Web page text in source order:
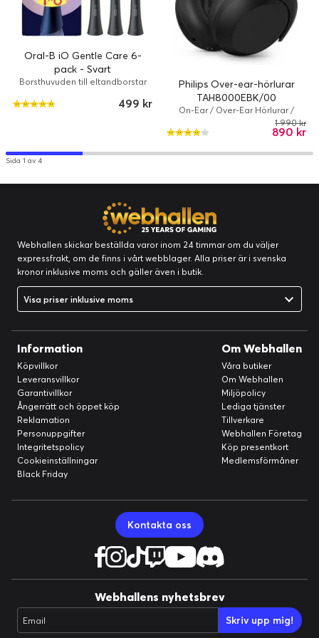
Philips Sonicares avancerade soniska teknik
Philips Sonicares avancerade soniska teknik sprutar vatten
mellan tänderna, och dess borsttag bryter upp plack och sv
Tar bort upp till 10 gånger mer plack än en vanlig
Premium Gum Care tar tack vare dess flexibla design bort u
pp till 10 gånger mer plack än en vanlig tandborste. Den rör s
ig för att förbättra vår unika Philips Sonicare-rengöringstek
nik så att du får en exceptionell rengöring som du både ser
och känner oavsett hur du borstar tänderna.
Upp till två gånger mer ytkontakt** för enkel
djuprengöring
Oral-B iO Gentle Care 6-
pack - Svart
Borsthuvuden till eltandborstar
499 kr
Philips Over-ear-hörlurar
TAH8000EBK/00
On-Ear / Over-Ear Hörlurar /
Trådlös, Kabelansluten / ANC / 70
timmar / Hörlurar / Svart890 kr
1 990 kr
Sida 1 av 4
Webhallen skickar beställda varor inom 24 timmar om du väljer
expressfrakt, om de finns i vårt webblager. Alla priser är i svenska
kronor inklusive moms och gäller även i butik.
Visa priser inklusive moms
Information
Köpvillkor
Leveransvillkor
Garantivillkor
Ångerrätt och öppet köp
Reklamation
Personuppgifter
Integritetspolicy
Cookieinställningar
Black Friday
Om Webhallen
Våra butiker
Om Webhallen
Miljöpolicy
Lediga tjänster
Tillverkare
Webhallen Företag
Köp presentkort
Medlemsförmåner
Kontakta oss
Webhallens nyhetsbrev
Email Skriv upp mig!